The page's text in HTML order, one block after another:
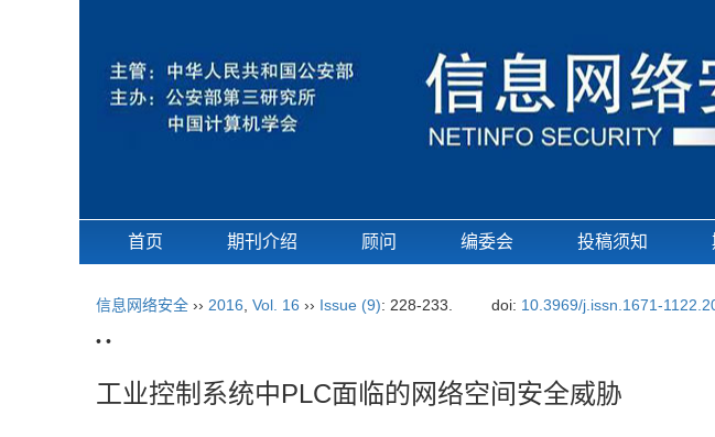
首页 期刊介绍 顾问 编委会 投稿须知
信息网络安全 ›› 2016 Vol. 16 ›› Issue (9): 228-233. doi: 10.3969/j.issn.1671-
• •
工业控制系统中PLC面临的网络空间安全威胁